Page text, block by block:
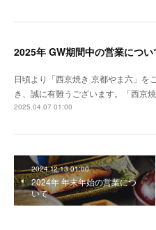
2025年 GW期間中の営業につい
日頃より「西京焼き 京都やま六」を
き、誠に有難うございます。「西京
2025.04.07 01:00
2024.12.13 01:00
2024年 年末年始の営業につ
いて